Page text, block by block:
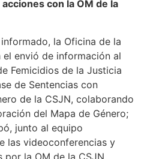
con la OM de la
la Oficina de la
envió de información al
Femicidios de la Justicia
de Sentencias con
de la CSJN, colaborando
del Mapa de Género;
junto al equipo
las videoconferencias y
la OM de la CSJN.